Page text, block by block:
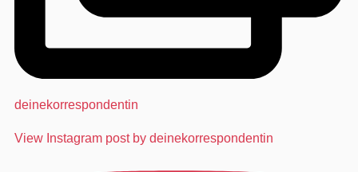
deinekorrespondentin
View Instagram post by deinekorrespondentin